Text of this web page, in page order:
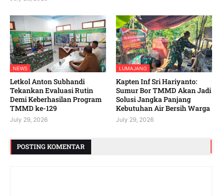
NEWS
Letkol Anton Subhandi
Tekankan Evaluasi Rutin
Demi Keberhasilan Program
TMMD ke-129
July 29, 2026
LUMAJANG
Kapten Inf Sri Hariyanto:
Sumur Bor TMMD Akan Jadi
Solusi Jangka Panjang
Kebutuhan Air Bersih Warga
July 29, 2026
POSTING KOMENTAR